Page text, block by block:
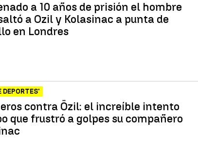
a 10 años de prisión el hombre
a Ozil y Kolasinac a punta de
en Londres
DEPORTES'
contra Özil: el increíble intento
que frustró a golpes su compañero